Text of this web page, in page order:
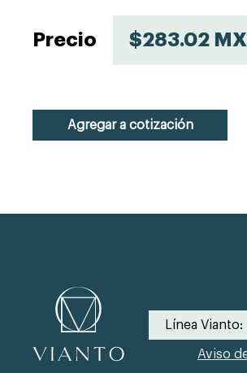
Precio $283.02
Agregar a cotización
Línea Vianto:
Aviso